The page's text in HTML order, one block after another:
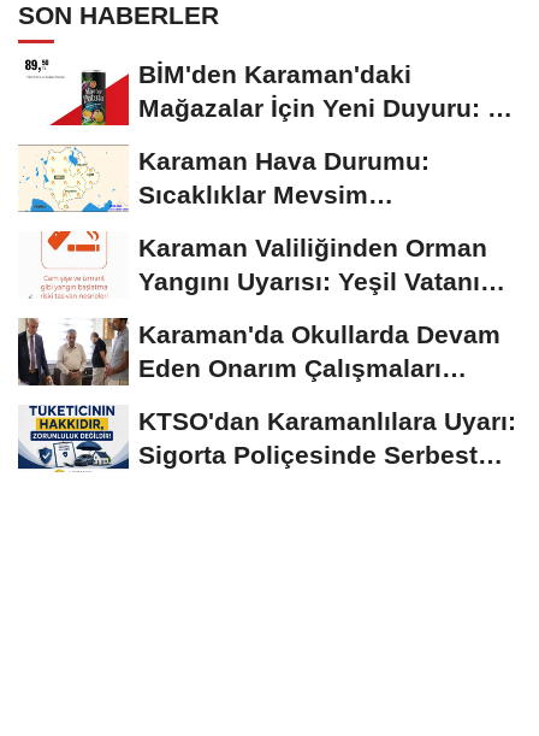
SON HABERLER
BİM'den Karaman'daki
Mağazalar İçin Yeni Duyuru: 11
Karaman Hava Durumu:
Sıcaklıklar Mevsim
Seyrediyor
Karaman Valiliğinden Orman
Yangını Uyarısı: Yeşil Vatanı
Karaman'da Okullarda Devam
Eden Onarım Çalışmaları
KTSO'dan Karamanlılara Uyarı:
Sigorta Poliçesinde Serbest